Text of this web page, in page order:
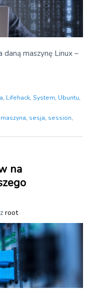
maszynę Linux –
, Lifehack, System, Ubuntu,
maszyna, sesja, session,
na
root